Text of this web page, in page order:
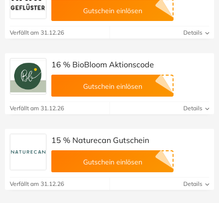
Gutschein einlösen
Verfällt am 31.12.26 Details
16 % BioBloom Aktionscode
Gutschein einlösen
Verfällt am 31.12.26 Details
15 % Naturecan Gutschein
Gutschein einlösen
Verfällt am 31.12.26 Details